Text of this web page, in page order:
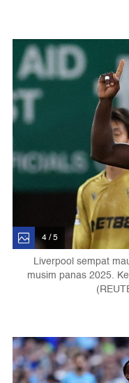
4 / 5
Liverpool sempat
musim panas 2025.